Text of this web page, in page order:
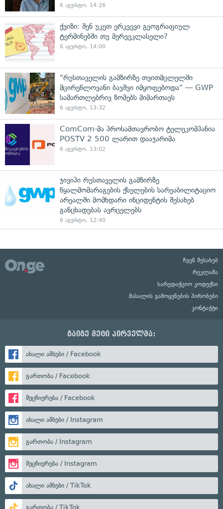
6 აგვისტო, 14:26
ქვიზი: შენ უკეთ ერკვევი გეოგრაფიულ
ტერმინებში თუ მერვეკლასელი?
6 აგვისტო, 14:00
"რუსთაველის გამზირზე თვითმცლელში
მცირეწლოვანი ბავშვი იმყოფებოდა" — GWP
სამართლებრივ ზომებს მიმართავს
6 აგვისტო, 13:32
ComCom-მა პროსამთავრობო ტელეკომპანია
POSTV 2 500 ლარით დააჯარიმა
6 აგვისტო, 13:02
ჯივიპი რუსთაველის გამზირზე
წყალმომარაგების ქსელების სარეაბილიტაციო
არეალში მომხდარი ინციდენტის შესახებ
განცხადებას ავრცელებს
6 აგვისტო, 12:40
ჩვენ შესახებ
რეკლამა
სარედაქციო კოდექსი
მასალის გამოყენების პირობები
კონტაქტი
გაიგე მეტი პირველმა:
ახალი ამბები / Facebook
გართობა / Facebook
მეცნიერება / Facebook
ახალი ამბები / Instagram
გართობა / Instagram
მეცნიერება / Instagram
ახალი ამბები / TikTok
გართობა / TikTok